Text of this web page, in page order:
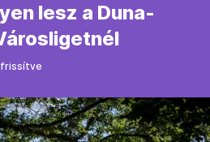
lesz a Duna-
frissítve